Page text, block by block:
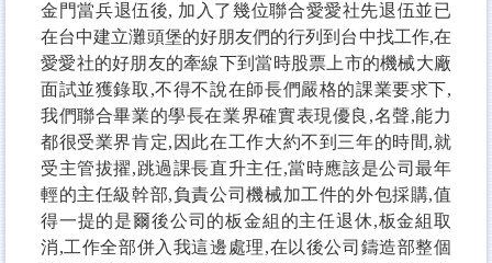
金門當兵退伍後, 加入了幾位聯合愛愛社先退伍並已
在台中建立灘頭堡的好朋友們的行列到台中找工作,在
愛愛社的好朋友的牽線下到當時股票上市的機械大廠
面試並獲錄取,不得不說在師長們嚴格的課業要求下,
我們聯合畢業的學長在業界確實表現優良,名聲,能力
都很受業界肯定,因此在工作大約不到三年的時間,就
受主管拔擢,跳過課長直升主任,當時應該是公司最年
輕的主任級幹部,負責公司機械加工件的外包採購,值
得一提的是爾後公司的板金組的主任退休,板金組取
消,工作全部併入我這邊處理,在以後公司鑄造部整個